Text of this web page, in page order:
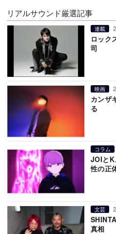
リアルサウンド厳選記事
連載
ロック
司
映画
カンザ
る
コラム
JOIと
性の正
文芸
真相